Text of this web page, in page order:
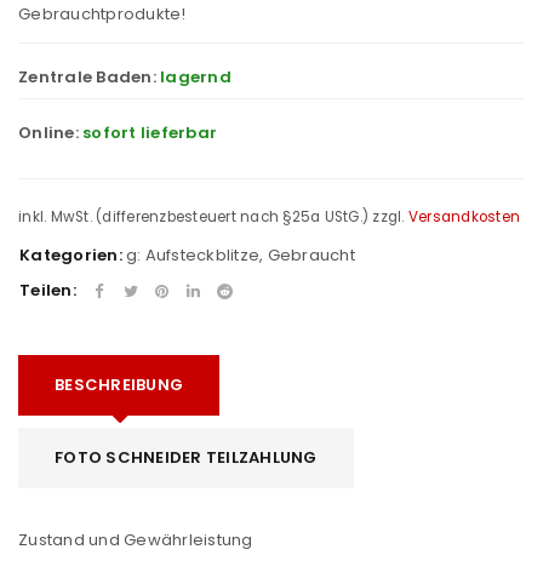
Gebrauchtprodukte!
Zentrale Baden: lagernd
Online: sofort lieferbar
inkl. MwSt. (differenzbesteuert nach §25a UStG.) zzgl. Versandkosten
Kategorien:g: Aufsteckblitze, Gebraucht
Teilen:
BESCHREIBUNG
FOTO SCHNEIDER TEILZAHLUNG
Zustand und Gewährleistung